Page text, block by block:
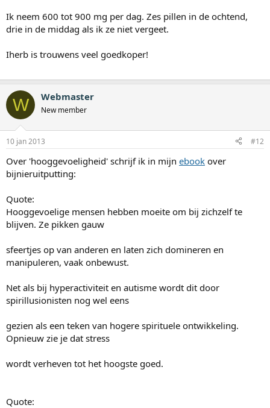
Ik neem 600 tot 900 mg per dag. Zes pillen in de ochtend,
drie in de middag als ik ze niet vergeet.
Iherb is trouwens veel goedkoper!
W Webmaster
New member
10 jan 2013 #12
Over 'hooggevoeligheid' schrijf ik in mijn ebook over
bijnieruitputting:
Quote:
Hooggevoelige mensen hebben moeite om bij zichzelf te
blijven. Ze pikken gauw
sfeertjes op van anderen en laten zich domineren en
manipuleren, vaak onbewust.
Net als bij hyperactiviteit en autisme wordt dit door
spirillusionisten nog wel eens
gezien als een teken van hogere spirituele ontwikkeling.
Opnieuw zie je dat stress
wordt verheven tot het hoogste goed.
Quote: